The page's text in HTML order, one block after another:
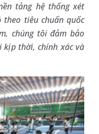
tảng hệ thống xét
theo tiêu chuẩn quốc
chúng tôi đảm bảo
kịp thời, chính xác và